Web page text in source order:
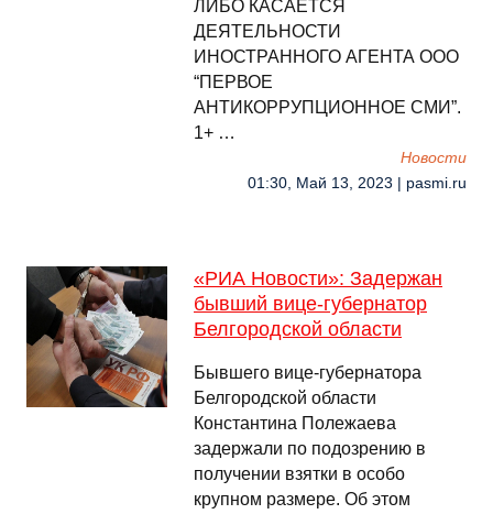
ЛИБО КАСАЕТСЯ
ДЕЯТЕЛЬНОСТИ
ИНОСТРАННОГО АГЕНТА ООО
“ПЕРВОЕ
АНТИКОРРУПЦИОННОЕ СМИ”.
1+ …
Новости
01:30, Май 13, 2023 | pasmi.ru
«РИА Новости»: Задержан
бывший вице-губернатор
Белгородской области
Бывшего вице-губернатора
Белгородской области
Константина Полежаева
задержали по подозрению в
получении взятки в особо
крупном размере. Об этом